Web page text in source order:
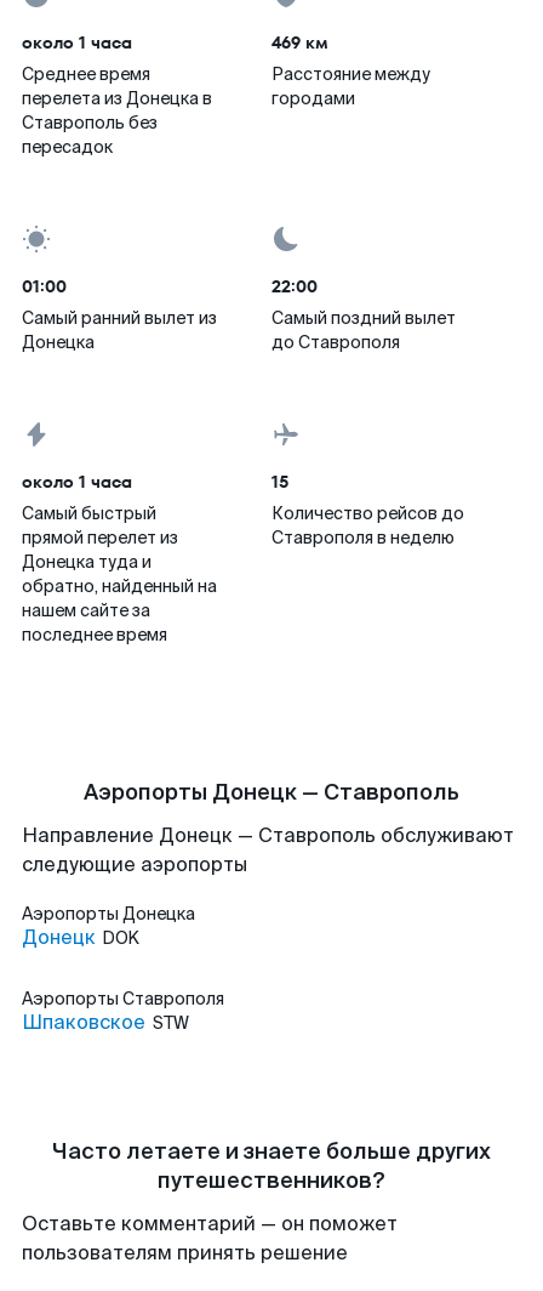
около 1 часа
Среднее время
перелета из Донецка в
Ставрополь без
пересадок
469 км
Расстояние между
городами
01:00
Самый ранний вылет из
Донецка
22:00
Самый поздний вылет
до Ставрополя
около 1 часа
Самый быстрый
прямой перелет из
Донецка туда и
обратно, найденный на
нашем сайте за
последнее время
15
Количество рейсов до
Ставрополя в неделю
Аэропорты Донецк — Ставрополь
Направление Донецк — Ставрополь обслуживают
следующие аэропорты
Аэропорты Донецка
Донецк DOK
Аэропорты Ставрополя
Шпаковское STW
Часто летаете и знаете больше других
путешественников?
Оставьте комментарий — он поможет
пользователям принять решение